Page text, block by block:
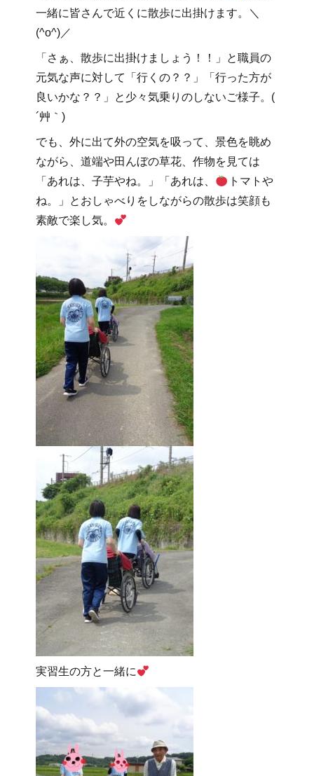
一緒に皆さんで近くに散歩に出掛けます。＼
(^o^)／
「さぁ、散歩に出掛けましょう！！」と職員の
元気な声に対して「行くの？？」「行った方が
良いかな？？」と少々気乗りのしないご様子。(
´艸｀)
でも、外に出て外の空気を吸って、景色を眺め
ながら、道端や田んぼの草花、作物を見ては
「あれは、子芋やね。」「あれは、
トマトや
ね。」とおしゃべりをしながらの散歩は笑顔も
素敵で楽し気。
実習生の方と一緒に